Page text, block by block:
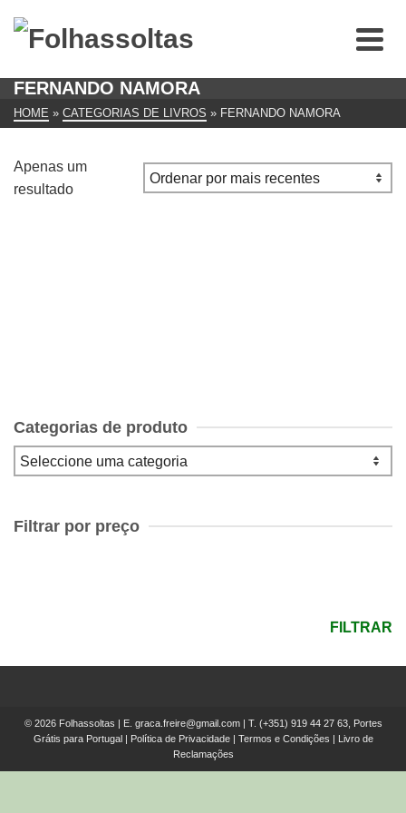
FERNANDO NAMORA
HOME » CATEGORIAS DE LIVROS » FERNANDO NAMORA
Apenas um
resultado
Categorias de produto
Filtrar por preço
FILTRAR
© 2026 Folhassoltas | E. graca.freire@gmail.com| T. (+351) 919 44 27 63, Portes
Grátis para Portugal
Política de Privacidade| Termos e Condições
Livro de
Reclamações